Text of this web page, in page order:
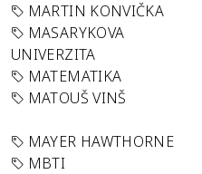
MARTIN KONVIČKA
MASARYKOVA
UNIVERZITA
MATEMATIKA
MATOUŠ VINŠ
MAYER HAWTHORNE
MBTI